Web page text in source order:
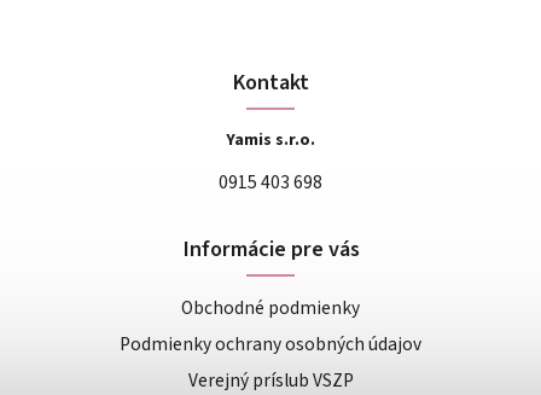
Kontakt
Yamis s.r.o.
0915 403 698
Informácie pre vás
Obchodné podmienky
Podmienky ochrany osobných údajov
Verejný príslub VSZP